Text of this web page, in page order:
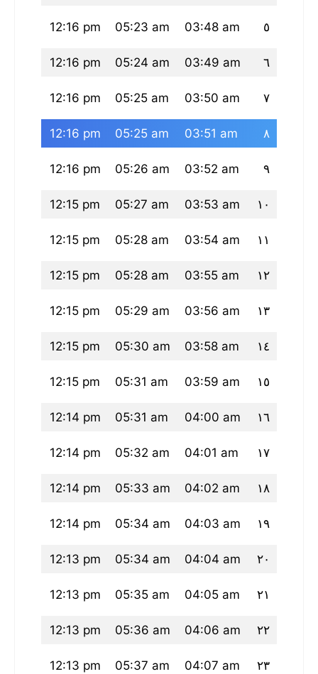
٥ 03:48 am
05:23 am
12:16 pm
٦ 03:49 am
05:24 am
12:16 pm
٧ 03:50 am
05:25 am
12:16 pm
٨ 03:51 am
05:25 am
12:16 pm
٩ 03:52 am
05:26 am
12:16 pm
١٠ 03:53 am
05:27 am
12:15 pm
١١ 03:54 am
05:28 am
12:15 pm
١٢ 03:55 am
05:28 am
12:15 pm
١٣ 03:56 am
05:29 am
12:15 pm
١٤ 03:58 am
05:30 am
12:15 pm
١٥ 03:59 am
05:31 am
12:15 pm
١٦ 04:00 am
05:31 am
12:14 pm
١٧ 04:01 am
05:32 am
12:14 pm
١٨ 04:02 am
05:33 am
12:14 pm
١٩ 04:03 am
05:34 am
12:14 pm
٢٠ 04:04 am
05:34 am
12:13 pm
٢١ 04:05 am
05:35 am
12:13 pm
٢٢ 04:06 am
05:36 am
12:13 pm
٢٣ 04:07 am
05:37 am
12:13 pm